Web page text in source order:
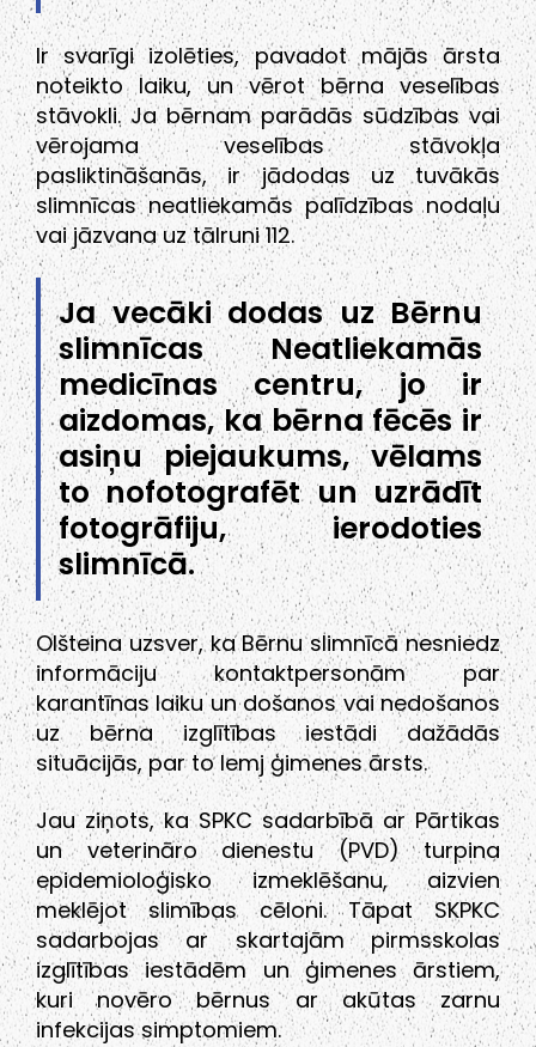
Ir svarīgi izolēties, pavadot mājās ārsta
noteikto laiku, un vērot bērna veselības
stāvokli. Ja bērnam parādās sūdzības vai
vērojama veselības stāvokļa
pasliktināšanās, ir jādodas uz tuvākās
slimnīcas neatliekamās palīdzības nodaļu
vai jāzvana uz tālruni 112.
Ja vecāki dodas uz Bērnu
slimnīcas Neatliekamās
medicīnas centru, jo ir
aizdomas, ka bērna fēcēs ir
asiņu piejaukums, vēlams
to nofotografēt un uzrādīt
fotogrāfiju, ierodoties
slimnīcā.
Olšteina uzsver, ka Bērnu slimnīcā nesniedz
informāciju kontaktpersonām par
karantīnas laiku un došanos vai nedošanos
uz bērna izglītības iestādi dažādās
situācijās, par to lemj ģimenes ārsts.
Jau ziņots, ka SPKC sadarbībā ar Pārtikas
un veterināro dienestu (PVD) turpina
epidemioloģisko izmeklēšanu, aizvien
meklējot slimības cēloni. Tāpat SKPKC
sadarbojas ar skartajām pirmsskolas
izglītības iestādēm un ģimenes ārstiem,
kuri novēro bērnus ar akūtas zarnu
infekcijas simptomiem.